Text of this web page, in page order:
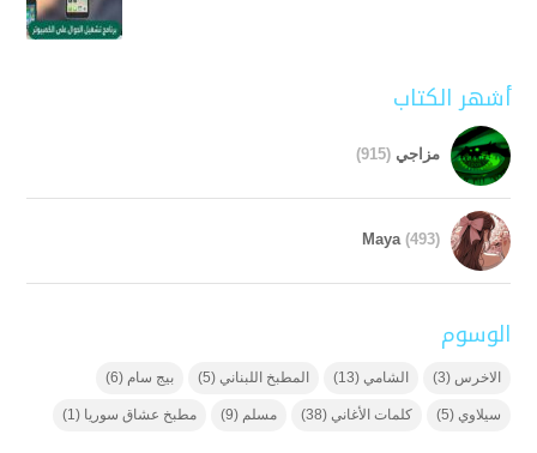
أشهر الكتاب
مزاجي (915)
Maya (493)
الوسوم
الاخرس (3) الشامي (13) المطبخ اللبناني (5) بيج سام (6)
سيلاوي (5) كلمات الأغاني (38) مسلم (9) مطبخ عشاق سوريا (1)